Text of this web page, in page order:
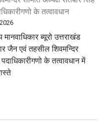
के तत्वावधान
मानवाधिकार ब्यूरो उत्तराखंड
जैन एवं तहसील शिवमन्दिर
के तत्वावधान में